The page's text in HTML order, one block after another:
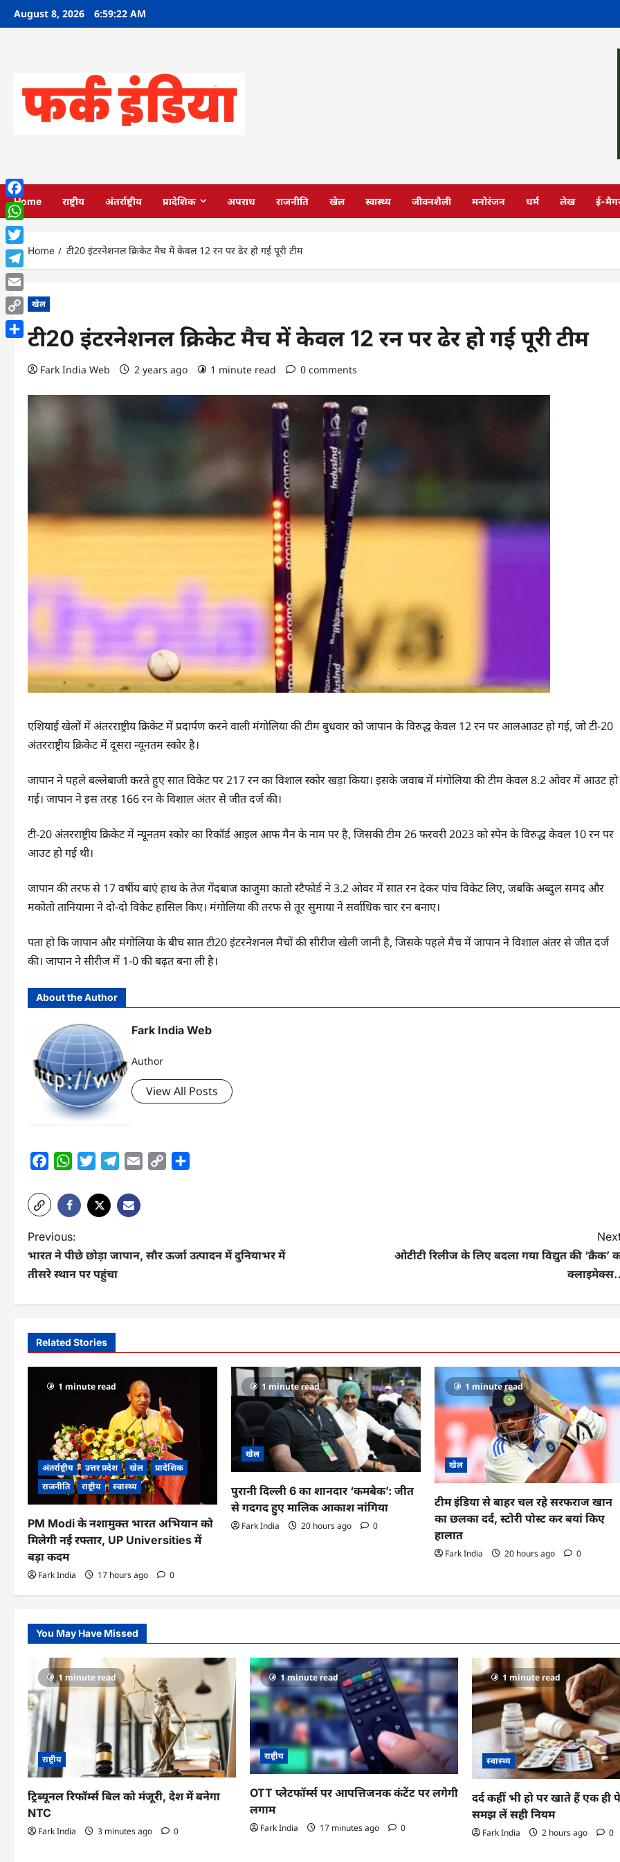
SkipAugust 8, 2026 6:59:24 AM
Home राष्ट्रीय अंतर्राष्ट्रीय प्रादेशिक अपराध राजनीति खेल स्वास्थ्य जीवनशैली मनोरंजन धर्म लेख ई-
Home टी20 इंटरनेशनल क्रिकेट मैच में केवल 12 रन पर ढेर हो गई पूरी टीम
खेल
टी20 इंटरनेशनल क्रिकेट मैच में केवल 12 रन पर ढेर हो गई पूरी टीम
Fark India Web 2 years ago 1 minute read 0 comments
एशियाई खेलों में अंतरराष्ट्रीय क्रिकेट में प्रदार्पण करने वाली मंगोलिया की टीम बुधवार को जापान के विरुद्ध केवल 12 रन पर आलआउट हो गई, जो टी-20
अंतरराष्ट्रीय क्रिकेट में दूसरा न्यूनतम स्कोर है।
जापान ने पहले बल्लेबाजी करते हुए सात विकेट पर 217 रन का विशाल स्कोर खड़ा किया। इसके जवाब में मंगोलिया की टीम केवल 8.2 ओवर में आउट हो
गई। जापान ने इस तरह 166 रन के विशाल अंतर से जीत दर्ज की।
टी-20 अंतरराष्ट्रीय क्रिकेट में न्यूनतम स्कोर का रिकॉर्ड आइल आफ मैन के नाम पर है, जिसकी टीम 26 फरवरी 2023 को स्पेन के विरुद्ध केवल 10 रन पर
आउट हो गई थी।
जापान की तरफ से 17 वर्षीय बाएं हाथ के तेज गेंदबाज काजुमा कातो स्टैफोर्ड ने 3.2 ओवर में सात रन देकर पांच विकेट लिए, जबकि अब्दुल समद और
मकोतो तानियामा ने दो-दो विकेट हासिल किए। मंगोलिया की तरफ से तूर सुमाया ने सर्वाधिक चार रन बनाए।
पता हो कि जापान और मंगोलिया के बीच सात टी20 इंटरनेशनल मैचों की सीरीज खेली जानी है, जिसके पहले मैच में जापान ने विशाल अंतर से जीत दर्ज
की। जापान ने सीरीज में 1-0 की बढ़त बना ली है।
About the Author
Fark India Web
Author
View All Posts
FacebookWhatsAppTwitterTelegram
Email
Copy
P
o
n
a
o
n
Previous:
भारत ने पीछे छोड़ा जापान, सौर ऊर्जा उत्पादन में दुनियाभर में
तीसरे स्थान पर पहुंचा
ओटीटी रिलीज के लिए बदला गया विद्युत की ‘क्रैक’
Related Stories
1 minute read
अंतर्राष्ट्रीय उत्तर प्रदेश खेल
प्रादेशिक
राजनीति
राष्ट्रीय स्वास्थ्य
PM Modi के नशामुक्त भारत अभियान को
मिलेगी नई रफ्तार, UP Universities में
बड़ा कदम
Fark India 17 hours ago 0
1 minute read
खेल
पुरानी दिल्ली 6 का शानदार ‘कमबैक’: जीत
से गदगद हुए मालिक आकाश नांगिया
Fark India 20 hours ago 0
1 minute read
खेल
टीम इंडिया से बाहर चल रहे सरफराज खान
का छलका दर्द, स्टोरी पोस्ट कर बयां किए
हालात
Fark India 20 hours ago 0
You May Have Missed
1 minute read
राष्ट्रीय
ट्रिब्यूनल रिफॉर्म्स बिल को मंजूरी, देश में बनेगा
NTC
Fark India 3 minutes ago 0
1 minute read
राष्ट्रीय
OTT प्लेटफॉर्म्स पर आपत्तिजनक कंटेंट पर लगेगी
लगाम
Fark India 17 minutes ago 0
1 minute read
स्वास्थ्य
दर्द कहीं भी हो पर खाते हैं एक ही
समझ लें सही नियम
Fark India 2 hours ago 0
Facebook
WhatsApp
Twitter
Telegram
Email
Copy
Link
Share